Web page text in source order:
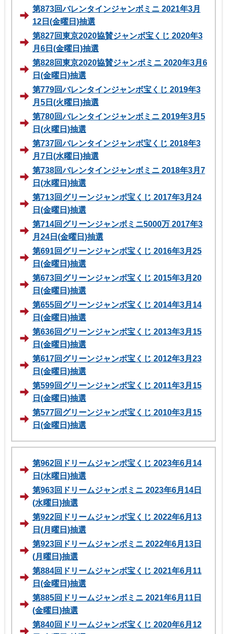
第873回バレンタインジャンボミニ 2021年3月
12日(金曜日)抽選
第827回東京2020協賛ジャンボ宝くじ 2020年3
月6日(金曜日)抽選
第828回東京2020協賛ジャンボミニ 2020年3月6
日(金曜日)抽選
第779回バレンタインジャンボ宝くじ 2019年3
月5日(火曜日)抽選
第780回バレンタインジャンボミニ 2019年3月5
日(火曜日)抽選
第737回バレンタインジャンボ宝くじ 2018年3
月7日(水曜日)抽選
第738回バレンタインジャンボミニ 2018年3月7
日(水曜日)抽選
第713回グリーンジャンボ宝くじ 2017年3月24
日(金曜日)抽選
第714回グリーンジャンボミニ5000万 2017年3
月24日(金曜日)抽選
第691回グリーンジャンボ宝くじ 2016年3月25
日(金曜日)抽選
第673回グリーンジャンボ宝くじ 2015年3月20
日(金曜日)抽選
第655回グリーンジャンボ宝くじ 2014年3月14
日(金曜日)抽選
第636回グリーンジャンボ宝くじ 2013年3月15
日(金曜日)抽選
第617回グリーンジャンボ宝くじ 2012年3月23
日(金曜日)抽選
第599回グリーンジャンボ宝くじ 2011年3月15
日(金曜日)抽選
第577回グリーンジャンボ宝くじ 2010年3月15
日(金曜日)抽選
第962回ドリームジャンボ宝くじ 2023年6月14
日(水曜日)抽選
第963回ドリームジャンボミニ 2023年6月14日
(水曜日)抽選
第922回ドリームジャンボ宝くじ 2022年6月13
日(月曜日)抽選
第923回ドリームジャンボミニ 2022年6月13日
(月曜日)抽選
第884回ドリームジャンボ宝くじ 2021年6月11
日(金曜日)抽選
第885回ドリームジャンボミニ 2021年6月11日
(金曜日)抽選
第840回ドリームジャンボ宝くじ 2020年6月12